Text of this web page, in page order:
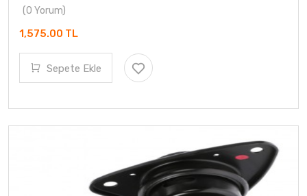
(0 Yorum)
1,575.00 TL
Sepete Ekle